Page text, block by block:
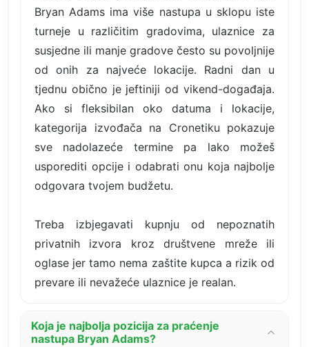
Bryan Adams ima više nastupa u sklopu iste
turneje u različitim gradovima, ulaznice za
susjedne ili manje gradove često su povoljnije
od onih za najveće lokacije. Radni dan u
tjednu obično je jeftiniji od vikend-događaja.
Ako si fleksibilan oko datuma i lokacije,
kategorija izvođača na Cronetiku pokazuje
sve nadolazeće termine pa lako možeš
usporediti opcije i odabrati onu koja najbolje
odgovara tvojem budžetu.
Treba izbjegavati kupnju od nepoznatih
privatnih izvora kroz društvene mreže ili
oglase jer tamo nema zaštite kupca a rizik od
prevare ili nevažeće ulaznice je realan.
Koja je najbolja pozicija za praćenje
nastupa Bryan Adams?